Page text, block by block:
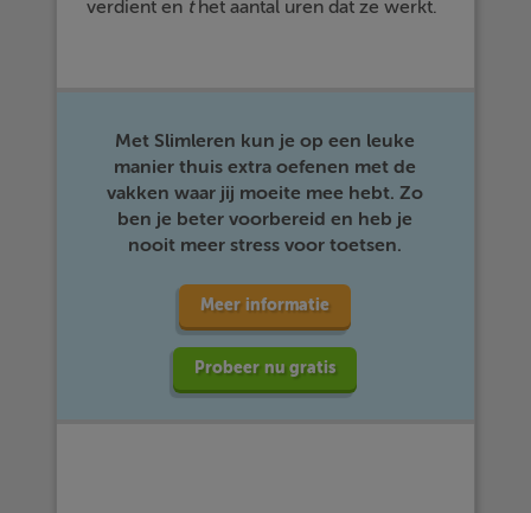
verdient en thet aantal uren dat ze werkt.
Met Slimleren kun je op een leuke
manier thuis extra oefenen met de
vakken waar jij moeite mee hebt. Zo
ben je beter voorbereid en heb je
nooit meer stress voor toetsen.
Meer informatie
Probeer nu gratis